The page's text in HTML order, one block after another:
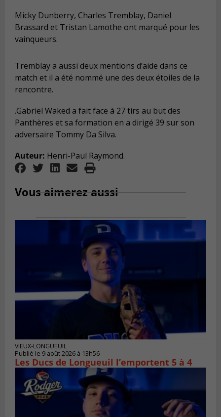
Micky Dunberry, Charles Tremblay, Daniel
Brassard et Tristan Lamothe ont marqué pour les
vainqueurs.
Tremblay a aussi deux mentions d’aide dans ce
match et il a été nommé une des deux étoiles de la
rencontre.
.Gabriel Waked a fait face à 27 tirs au but des
Panthères et sa formation en a dirigé 39 sur son
adversaire Tommy Da Silva.
Auteur: Henri-Paul Raymond.
Vous aimerez aussi
VIEUX-LONGUEUIL
Publié le 9 août 2026 à 13h56
Les Ducs de Longueuil l’emportent 5 à 4